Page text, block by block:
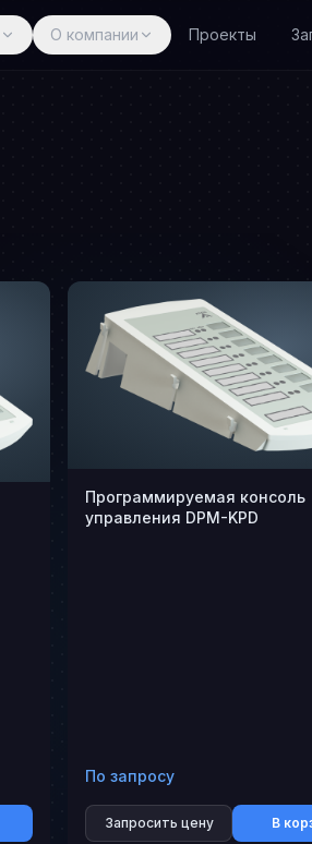
О компании Проекты
Программируемая консоль
управления DPM-KPD
По запросу
Запросить цену В